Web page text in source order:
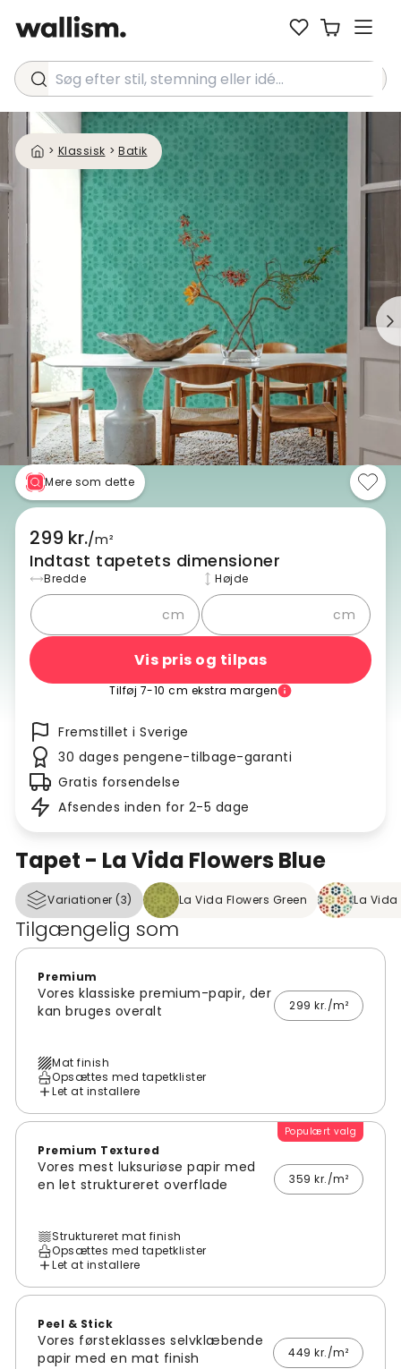
Søg efter stil, stemning eller idé...
> Klassisk > Batik
Tapet - La Vida Flowers Blue
Variationer (3) La Vida Flowers Green La Vida
Tilgængelig som
Premium
Vores klassiske premium-papir, der
kan bruges overalt
299 kr./m²
Mat finish
Opsættes med tapetklister
Let at installere
Populært valg
Premium Textured
Vores mest luksuriøse papir med
en let struktureret overflade
359 kr./m²
Struktureret mat finish
Opsættes med tapetklister
Let at installere
Peel & Stick
Vores førsteklasses selvklæbende
papir med en mat finish
449 kr./m²
Mere som dette
299 kr./m²
Indtast tapetets dimensioner
Bredde
cm
Højde
cm
Vis pris og tilpas
Tilføj 7-10 cm ekstra margen
Fremstillet i Sverige
30 dages pengene-tilbage-garanti
Gratis forsendelse
Afsendes inden for 2-5 dage